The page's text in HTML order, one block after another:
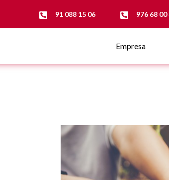
91 088 15 06 976 68 00
Empresa